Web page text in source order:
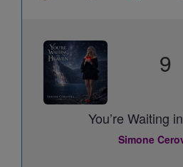
9
You’re Waiting
Simone